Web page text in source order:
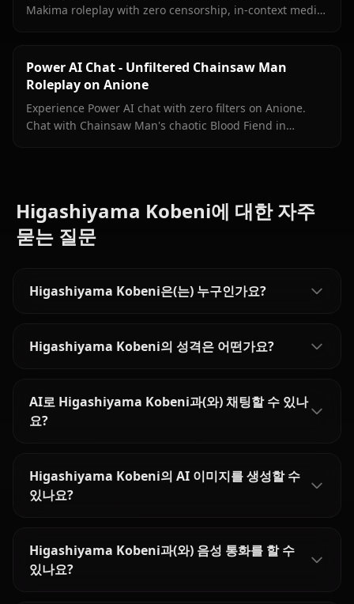
Makima roleplay with zero censorship, in-context media,
Power AI Chat - Unfiltered Chainsaw Man
Roleplay on Anione
Experience Power AI chat with zero filters on Anione.
Chat with Chainsaw Man's chaotic Blood Fiend in
Higashiyama Kobeni에 대한 자주
묻는 질문
Higashiyama Kobeni은(는) 누구인가요?
Higashiyama Kobeni의 성격은 어떤가요?
AI로 Higashiyama Kobeni과(와) 채팅할 수 있나
요?
Higashiyama Kobeni의 AI 이미지를 생성할 수
있나요?
Higashiyama Kobeni과(와) 음성 통화를 할 수
있나요?